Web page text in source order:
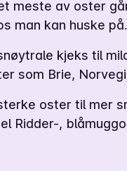
meste av oster
man kan huske på.
kjeks til
som Brie,
oster til mer
Ridder-,